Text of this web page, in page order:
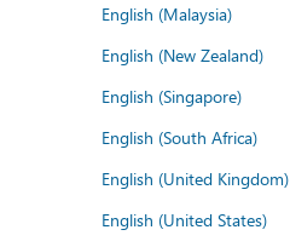
English (Malaysia)
English (New Zealand)
English (Singapore)
English (South Africa)
English (United Kingdom)
English (United States)